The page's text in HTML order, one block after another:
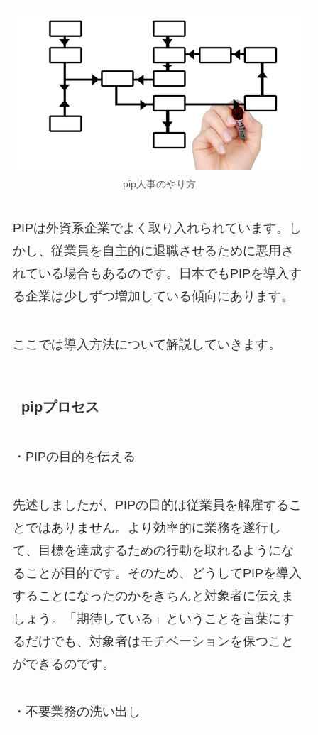
pip人事のやり方
PIPは外資系企業でよく取り入れられています。し
かし、従業員を自主的に退職させるために悪用さ
れている場合もあるのです。日本でもPIPを導入す
る企業は少しずつ増加している傾向にあります。
ここでは導入方法について解説していきます。
pipプロセス
・PIPの目的を伝える
先述しましたが、PIPの目的は従業員を解雇するこ
とではありません。より効率的に業務を遂行し
て、目標を達成するための行動を取れるようにな
ることが目的です。そのため、どうしてPIPを導入
することになったのかをきちんと対象者に伝えま
しょう。「期待している」ということを言葉にす
るだけでも、対象者はモチベーションを保つこと
ができるのです。
・不要業務の洗い出し